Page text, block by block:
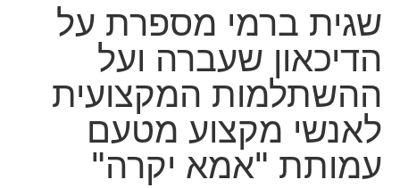
שגית ברמי מספרת על
הדיכאון שעברה ועל
ההשתלמות המקצועית
לאנשי מקצוע מטעם
עמותת "אמא יקרה"